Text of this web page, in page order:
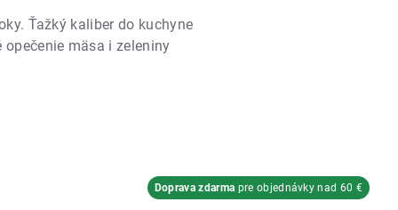
Ťažký kaliber do kuchyne
opečenie mäsa i zeleniny
Doprava zdarma pre objednávky nad 60 €